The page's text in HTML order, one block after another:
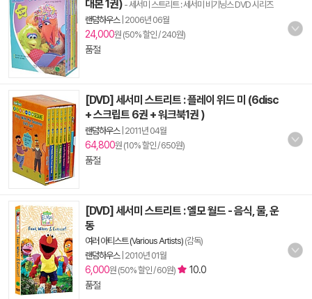
대본 1권) - 세서미 스트리트 : 세서미 비기닝스 DVD 시리즈
랜덤하우스| 2006년 06월
24,000원 (50% 할인 / 240원)
품절
[DVD] 세서미 스트리트 : 플레이 위드 미 (6disc
+ 스크립트 6권 + 워크북1권 )
랜덤하우스| 2011년 04월
64,800원 (10% 할인 / 650원)
품절
[DVD] 세서미 스트리트 : 엘모 월드 - 음식, 물, 운
동
여러 아티스트 (Various Artists) (감독)
랜덤하우스| 2010년 01월
6,000원 (50% 할인 / 60원)
10.0
품절